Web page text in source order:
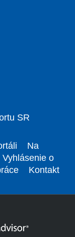
SR
Na
Vyhlásenie o
Kontakt